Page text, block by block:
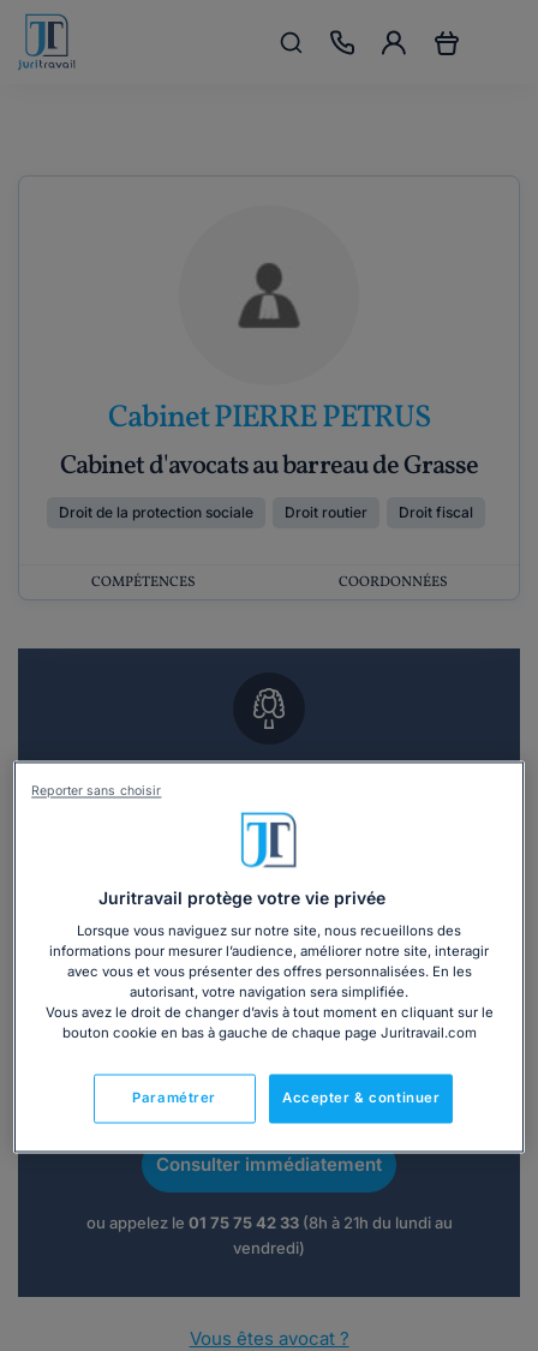
Cabinet PIERRE PETRUS
Cabinet d'avocats au barreau de Grasse
Droit de la protection sociale Droit routier Droit fiscal
COMPÉTENCES COORDONNÉES
Recevoir des devis d'avocats
Vous souhaitez une consultation par
téléphone ?
Consulter immédiatement
ou appelez le 01 75 75 42 33(8h à 21h du lundi au
vendredi)
Vous êtes avocat ?
Juritravail protège votre vie privée
Lorsque vous naviguez sur notre site, nous recueillons des
informations pour mesurer l’audience, améliorer notre site, interagir
avec vous et vous présenter des offres personnalisées. En les
autorisant, votre navigation sera simplifiée.
Vous avez le droit de changer d’avis à tout moment en cliquant sur le
bouton cookie en bas à gauche de chaque page Juritravail.com
Accepter & continuer
Paramétrer
Reporter sans choisir